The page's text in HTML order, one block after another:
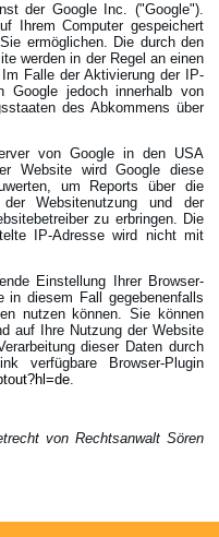
der Google Inc. ("Google").
Ihrem Computer gespeichert
ermöglichen. Die durch den
werden in der Regel an einen
Falle der Aktivierung der IP-
Google jedoch innerhalb von
des Abkommens über
von Google in den USA
Website wird Google diese
um Reports über die
Websitenutzung und der
zu erbringen. Die
IP-Adresse wird nicht mit
Einstellung Ihrer Browser-
diesem Fall gegebenenfalls
nutzen können. Sie können
auf Ihre Nutzung der Website
dieser Daten durch
verfügbare Browser-Plugin
.
von Rechtsanwalt Sören